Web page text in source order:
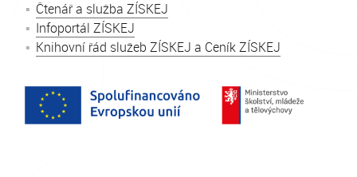
Čtenář a služba ZÍSKEJ
Infoportál ZÍSKEJ
Knihovní řád služeb ZÍSKEJ a Ceník ZÍSKEJ